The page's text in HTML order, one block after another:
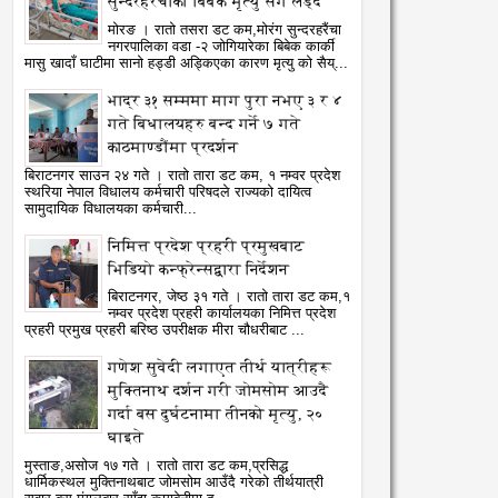
2026
औषध नियन्त्रणमा विद्यालय
अभियान शुरु
8/4/2026
05 Aug
2026
नेपाल आयल निगमको प्रादेशिक
कार्यालयमा छापा
मोरङ । रातो तसरा डट कम,मोरंग सुन्दरहरैंचा
नगरपालिका वडा -२ जोगियारेका बिबेक कार्की
मासु खादाँ घाटीमा सानो हड्डी अड्किएका कारण मृत्यु को सैय्...
भाद्र ३१ सम्ममा माग पुरा नभए ३ र ४
गते बिधालयहरु बन्द गर्ने ७ गते
काठमाण्डौंमा प्रदर्शन
बिराटनगर साउन २४ गते । रातो तारा डट कम, १ नम्वर प्रदेश
स्थरिया नेपाल विधालय कर्मचारी परिषदले राज्यको दायित्व
सामुदायिक विधालयका कर्मचारी...
निमित्त प्रदेश प्रहरी प्रमुखबाट
भिडियो कन्फ्रेन्सद्वारा निर्देशन
बिराटनगर, जेष्ठ ३१ गते । रातो तारा डट कम,१
नम्वर प्रदेश प्रहरी कार्यालयका निमित्त प्रदेश
प्रहरी प्रमुख प्रहरी बरिष्ठ उपरीक्षक मीरा चौधरीबाट ...
गणेश सुवेदी लगाएत तीर्थ यात्रीहरू
मुक्तिनाथ दर्शन गरी जोमसोम आउदै
गर्दा बस दुर्घटनामा तीनको मृत्यु, २०
घाइते
मुस्ताङ,असोज १७ गते । रातो तारा डट कम,प्रसिद्ध
धार्मिकस्थल मुक्तिनाथबाट जोमसोम आउँदै गरेको तीर्थयात्री